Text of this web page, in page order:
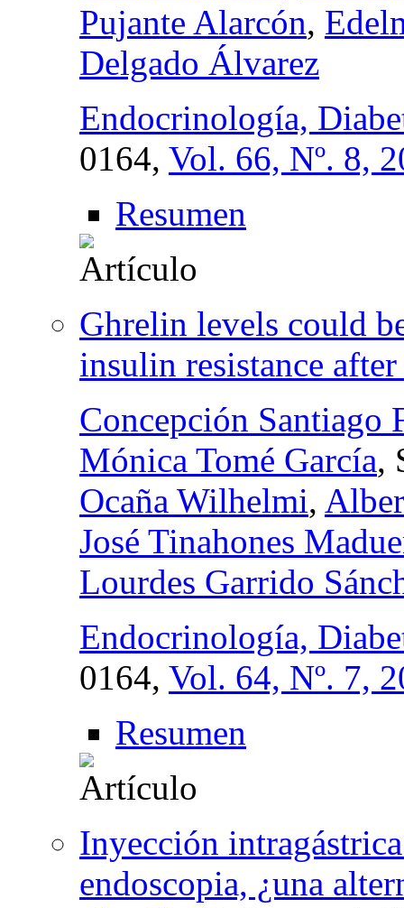
Pujante Alarcón,
Delgado Álvarez
Endocrinología,
0164, Vol. 66, Nº. 8,
Resumen
Ghrelin levels could
insulin resistance
Concepción Santiago
Mónica Tomé García,
Ocaña Wilhelmi,
José Tinahones
Lourdes Garrido
Endocrinología,
0164, Vol. 64, Nº. 7,
Resumen
Inyección
endoscopia, ¿una